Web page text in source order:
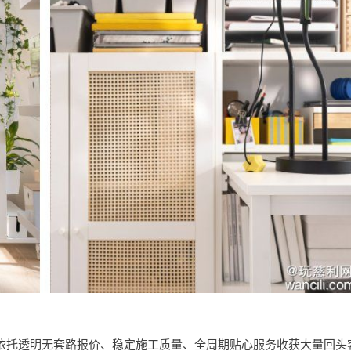
透明无套路报价、稳定施工质量、全周期贴心服务收获大量回头